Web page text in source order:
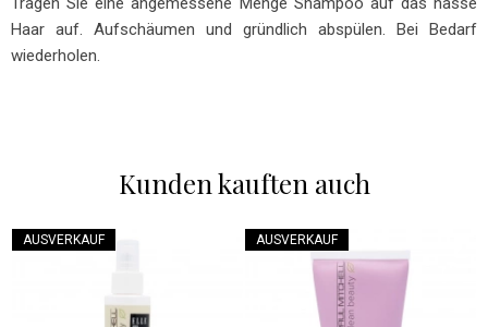
Haar auf. Aufschäumen und gründlich abspülen. Bei Bedarf
wiederholen.
Kunden kauften auch
AUSVERKAUF AUSVERKAUF